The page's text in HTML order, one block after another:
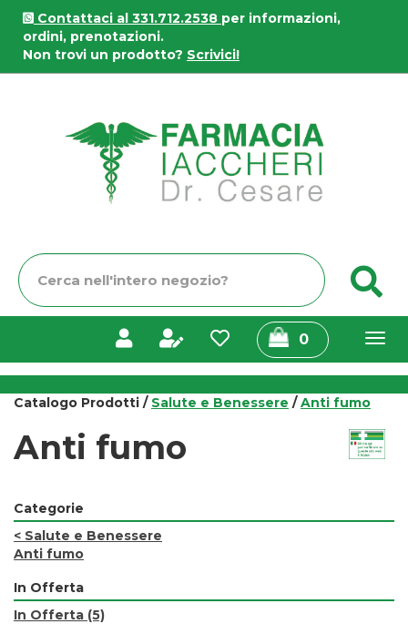
Passa
contenuto
principale
Contattaci al 331.712.2538 per informazioni,
ordini, prenotazioni.
Non trovi un prodotto? Scrivici!
Cerca
Prodotto
0prodotti
inseriti
Catalogo Prodotti / Salute e Benessere /Anti fumo
Anti fumo
Categorie
< Salute e Benessere
Anti fumo
In Offerta
In Offerta (5)